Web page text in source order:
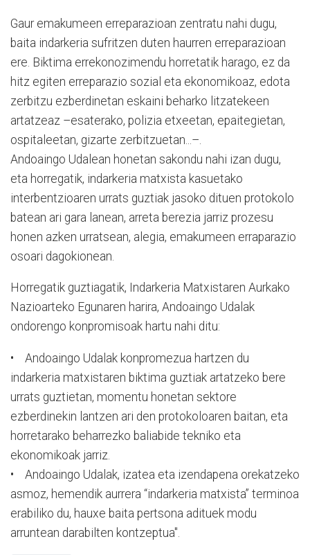
Gaur emakumeen erreparazioan zentratu nahi dugu,
baita indarkeria sufritzen duten haurren erreparazioan
ere. Biktima errekonozimendu horretatik harago, ez da
hitz egiten erreparazio sozial eta ekonomikoaz, edota
zerbitzu ezberdinetan eskaini beharko litzatekeen
artatzeaz –esaterako, polizia etxeetan, epaitegietan,
ospitaleetan, gizarte zerbitzuetan...–.
Andoaingo Udalean honetan sakondu nahi izan dugu,
eta horregatik, indarkeria matxista kasuetako
interbentzioaren urrats guztiak jasoko dituen protokolo
batean ari gara lanean, arreta berezia jarriz prozesu
honen azken urratsean, alegia, emakumeen erraparazio
osoari dagokionean.
Horregatik guztiagatik, Indarkeria Matxistaren Aurkako
Nazioarteko Egunaren harira, Andoaingo Udalak
ondorengo konpromisoak hartu nahi ditu:
• Andoaingo Udalak konpromezua hartzen du
indarkeria matxistaren biktima guztiak artatzeko bere
urrats guztietan, momentu honetan sektore
ezberdinekin lantzen ari den protokoloaren baitan, eta
horretarako beharrezko baliabide tekniko eta
ekonomikoak jarriz.
• Andoaingo Udalak, izatea eta izendapena orekatzeko
asmoz, hemendik aurrera “indarkeria matxista” terminoa
erabiliko du, hauxe baita pertsona adituek modu
arruntean darabilten kontzeptua".